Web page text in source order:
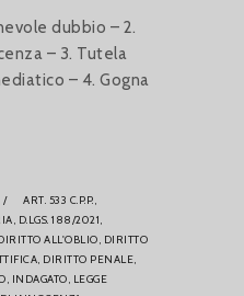
dubbio – 2.
– 3. Tutela
– 4. Gogna
/
ART. 533 C.P.P.,
D.LGS. 188/2021,
ALL'OBLIO, DIRITTO
DIRITTO PENALE,
INDAGATO, LEGGE